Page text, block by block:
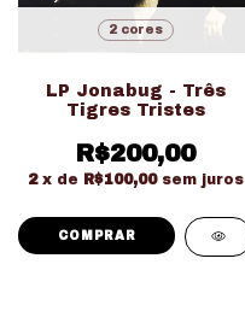
2 cores
LP Jonabug - Três
Tigres Tristes
R$200,00
2 x de R$100,00 sem juros
COMPRAR